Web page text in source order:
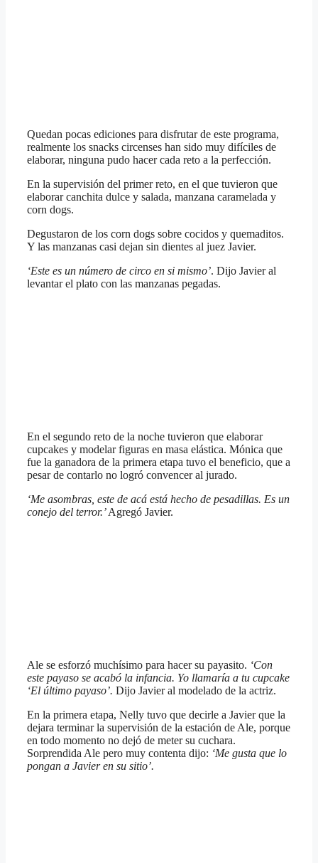
Quedan pocas ediciones para disfrutar de este programa,
realmente los snacks circenses han sido muy difíciles de
elaborar, ninguna pudo hacer cada reto a la perfección.
En la supervisión del primer reto, en el que tuvieron que
elaborar canchita dulce y salada, manzana caramelada y
corn dogs.
Degustaron de los corn dogs sobre cocidos y quemaditos.
Y las manzanas casi dejan sin dientes al juez Javier.
‘Este es un número de circo en si mismo’. Dijo Javier al
levantar el plato con las manzanas pegadas.
En el segundo reto de la noche tuvieron que elaborar
cupcakes y modelar figuras en masa elástica. Mónica que
fue la ganadora de la primera etapa tuvo el beneficio, que a
pesar de contarlo no logró convencer al jurado.
‘Me asombras, este de acá está hecho de pesadillas. Es un
conejo del terror.’Agregó Javier.
Ale se esforzó muchísimo para hacer su payasito. ‘Con
este payaso se acabó la infancia. Yo llamaría a tu cupcake
‘El último payaso’. Dijo Javier al modelado de la actriz.
En la primera etapa, Nelly tuvo que decirle a Javier que la
dejara terminar la supervisión de la estación de Ale, porque
en todo momento no dejó de meter su cuchara.
Sorprendida Ale pero muy contenta dijo: ‘Me gusta que lo
pongan a Javier en su sitio’.